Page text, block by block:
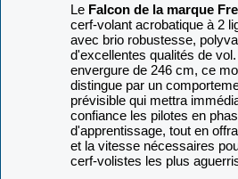
Le Falcon de la marque
cerf-volant acrobatique à 2
avec brio robustesse,
d'excellentes qualités de
envergure de 246 cm, ce
distingue par un
prévisible qui mettra
confiance les pilotes en
d'apprentissage, tout en
et la vitesse nécessaires
cerf-volistes les plus